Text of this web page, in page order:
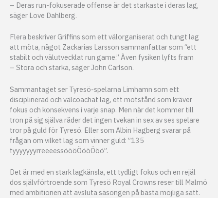
– Deras run-fokuserade offense är det starkaste i deras lag,
säger Love Dahlberg.
Flera beskriver Griffins som ett välorganiserat och tungt lag
att möta, något Zackarias Larsson sammanfattar som “ett
stabilt och välutvecklat run game.” Även fysiken lyfts fram
– Stora och starka, säger John Carlson.
Sammantaget ser Tyresö-spelarna Limhamn som ett
disciplinerad och välcoachat lag, ett motstånd som kräver
fokus och konsekvens i varje snap. Men när det kommer till
tron på sig själva råder det ingen tvekan in sex av ses spelare
tror på guld för Tyresö. Eller som Albin Hagberg svarar på
frågan om vilket lag som vinner guld: ”135
tyyyyyyyrreeeessöööÖööÖöö”.
Det är med en stark lagkänsla, ett tydligt fokus och en rejäl
dos självförtroende som Tyresö Royal Crowns reser till Malmö
med ambitionen att avsluta säsongen på bästa möjliga sätt.